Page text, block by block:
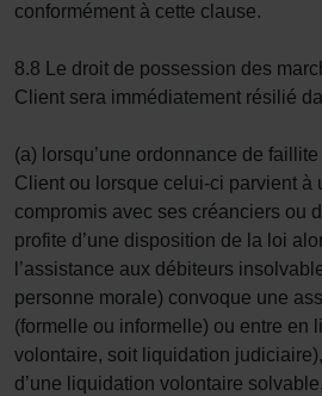
conformément à cette clause.
8.8 Le droit de possession des
Client sera immédiatement résilié
(a) lorsqu’une ordonnance de
Client ou lorsque celui-ci parvient à
compromis avec ses créanciers ou
profite d’une disposition de la loi
l’assistance aux débiteurs
personne morale) convoque une
(formelle ou informelle) ou entre en
volontaire, soit liquidation
d’une liquidation volontaire